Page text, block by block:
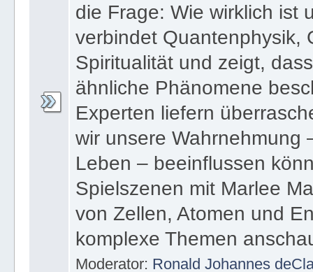
die Frage: Wie wirklich ist
verbindet Quantenphysik,
Spiritualität und zeigt,
ähnliche Phänomene
Experten liefern
wir unsere Wahrnehmung
Leben – beeinflussen
Spielszenen mit Marlee
von Zellen, Atomen und
komplexe Themen
Moderator: Ronald Johannes